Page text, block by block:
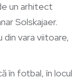
un arhitect
Solskajaer.
vara viitoare,
în fotbal, în locul